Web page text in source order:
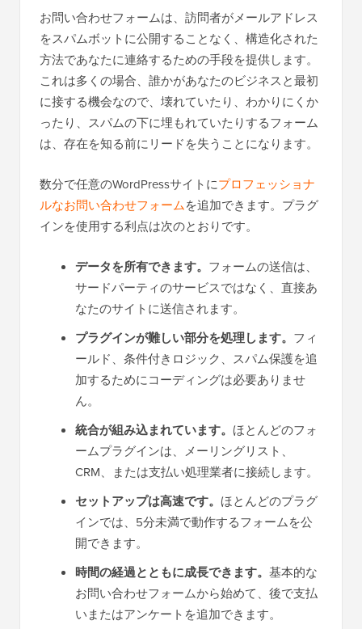
お問い合わせフォームは、訪問者がメールアドレス
をスパムボットに公開することなく、構造化された
方法であなたに連絡するための手段を提供します。
これは多くの場合、誰かがあなたのビジネスと最初
に接する機会なので、壊れていたり、わかりにくか
ったり、スパムの下に埋もれていたりするフォーム
は、存在を知る前にリードを失うことになります。
数分で任意のWordPressサイトにプロフェッショナ
ルなお問い合わせフォームを追加できます。プラグ
インを使用する利点は次のとおりです。
データを所有できます。 フォームの送信は、
サードパーティのサービスではなく、直接あ
なたのサイトに送信されます。
プラグインが難しい部分を処理します。 フィ
ールド、条件付きロジック、スパム保護を追
加するためにコーディングは必要ありませ
ん。
統合が組み込まれています。 ほとんどのフォ
ームプラグインは、メーリングリスト、
CRM、または支払い処理業者に接続します。
セットアップは高速です。 ほとんどのプラグ
インでは、5分未満で動作するフォームを公
開できます。
時間の経過とともに成長できます。 基本的な
お問い合わせフォームから始めて、後で支払
いまたはアンケートを追加できます。